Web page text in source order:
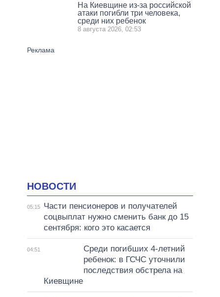
На Киевщине из-за российской
атаки погибли три человека,
среди них ребенок
8 августа 2026, 02:53
НОВОСТИ
05:15
Части пенсионеров и получателей
соцвыплат нужно сменить банк до 15
сентября: кого это касается
04:51
Среди погибших 4-летний
ребенок: в ГСЧС уточнили
последствия обстрела на
Киевщине